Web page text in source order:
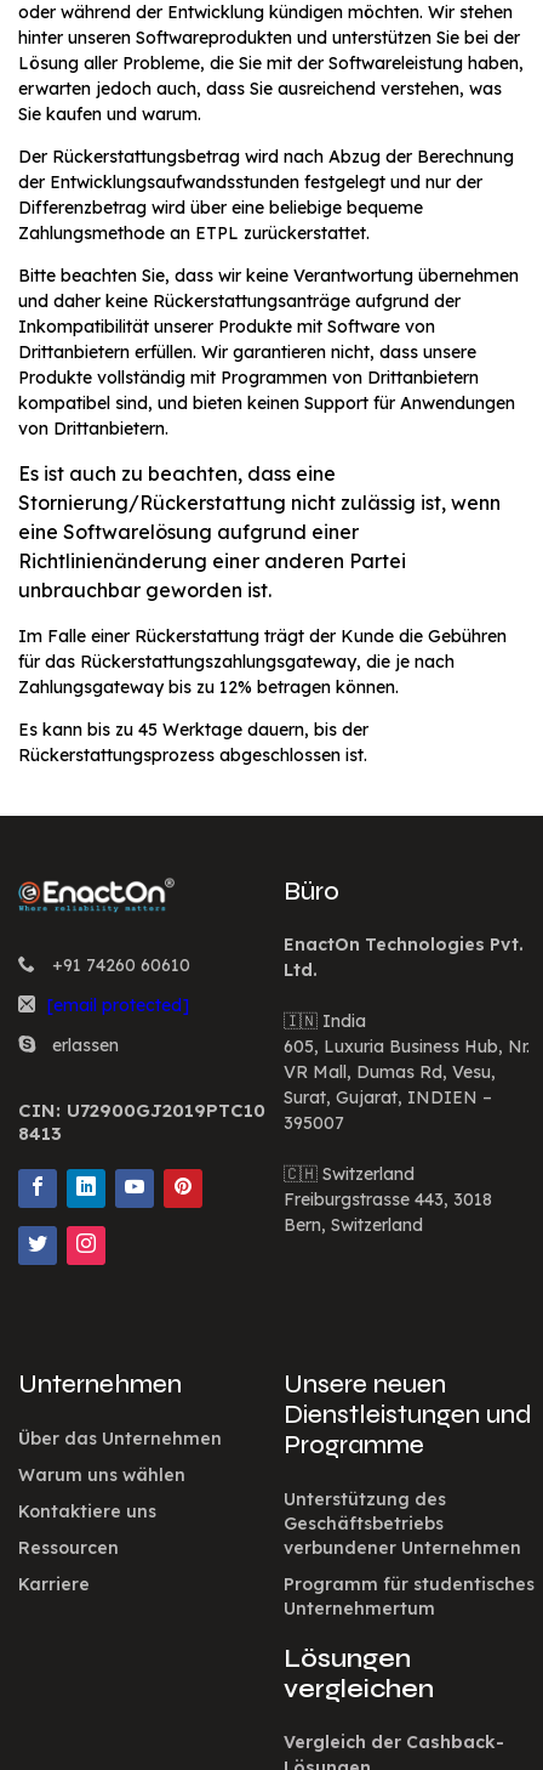
oder während der Entwicklung kündigen möchten. Wir stehen
hinter unseren Softwareprodukten und unterstützen Sie bei der
Lösung aller Probleme, die Sie mit der Softwareleistung haben,
erwarten jedoch auch, dass Sie ausreichend verstehen, was
Sie kaufen und warum.
Der Rückerstattungsbetrag wird nach Abzug der Berechnung
der Entwicklungsaufwandsstunden festgelegt und nur der
Differenzbetrag wird über eine beliebige bequeme
Zahlungsmethode an ETPL zurückerstattet.
Bitte beachten Sie, dass wir keine Verantwortung übernehmen
und daher keine Rückerstattungsanträge aufgrund der
Inkompatibilität unserer Produkte mit Software von
Drittanbietern erfüllen. Wir garantieren nicht, dass unsere
Produkte vollständig mit Programmen von Drittanbietern
kompatibel sind, und bieten keinen Support für Anwendungen
von Drittanbietern.
Es ist auch zu beachten, dass eine
Stornierung/Rückerstattung nicht zulässig ist, wenn
eine Softwarelösung aufgrund einer
Richtlinienänderung einer anderen Partei
unbrauchbar geworden ist.
Im Falle einer Rückerstattung trägt der Kunde die Gebühren
für das Rückerstattungszahlungsgateway, die je nach
Zahlungsgateway bis zu 12% betragen können.
Es kann bis zu 45 Werktage dauern, bis der
Rückerstattungsprozess abgeschlossen ist.
+91 74260 60610
[email protected]
erlassen
CIN: U72900GJ2019PTC10
8413
Büro
EnactOn Technologies Pvt.
Ltd.
🇮🇳 India
605, Luxuria Business Hub, Nr.
VR Mall, Dumas Rd, Vesu,
Surat, Gujarat, INDIEN –
395007
🇨🇭 Switzerland
Freiburgstrasse 443, 3018
Bern, Switzerland
Unternehmen
Über das Unternehmen
Warum uns wählen
Kontaktiere uns
Ressourcen
Karriere
Unsere neuen
Dienstleistungen und
Programme
Unterstützung des
Geschäftsbetriebs
verbundener Unternehmen
Programm für studentisches
Unternehmertum
Lösungen
vergleichen
Vergleich der Cashback-